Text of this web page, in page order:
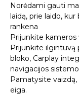
Norėdami gauti
laidą, prie laido,
rankena
Prijunkite kameros
Prijunkite ilgintuvą
bloko, Carplay
navigacijos
Pamatysite
eiga.